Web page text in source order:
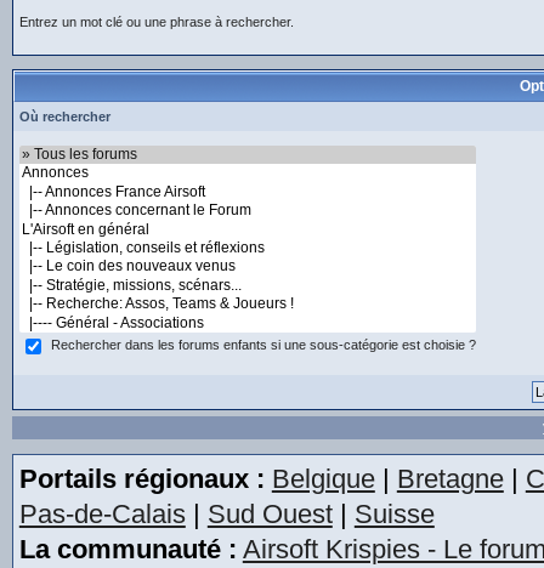
Entrez un mot clé ou une phrase à rechercher.
Où rechercher
Rechercher dans les forums enfants si une sous-catégorie est choisie ?
Portails régionaux : Belgique| Bretagne|
Pas-de-Calais| Sud Ouest| Suisse
La communauté : Airsoft Krispies - Le